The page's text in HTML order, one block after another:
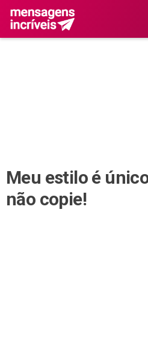
Meu estilo é
não copie!